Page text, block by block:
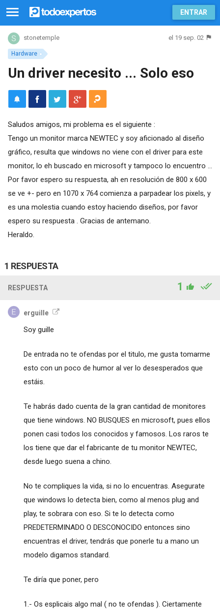
ENTRAR
Hardware
stonetemple el 19 sep. 02
Un driver necesito ... Solo eso
Saludos amigos, mi problema es el siguiente :
Tengo un monitor marca NEWTEC y soy aficionado al diseño
gráfico, resulta que windows no viene con el driver para este
monitor, lo eh buscado en microsoft y tampoco lo encuentro ...
Por favor espero su respuesta, ah en resolución de 800 x 600
se ve +- pero en 1070 x 764 comienza a parpadear los pixels, y
es una molestia cuando estoy haciendo diseños, por favor
espero su respuesta . Gracias de antemano.
Heraldo.
1 RESPUESTA
RESPUESTA 1
erguille
Soy guille
De entrada no te ofendas por el titulo, me gusta tomarme
esto con un poco de humor al ver lo desesperados que
estáis.
Te habrás dado cuenta de la gran cantidad de monitores
que tiene windows. NO BUSQUES en microsoft, pues ellos
ponen casi todos los conocidos y famosos. Los raros te
los tiene que dar el fabricante de tu monitor NEWTEC,
desde luego suena a chino.
No te compliques la vida, si no lo encuentras. Asegurate
que windows lo detecta bien, como al menos plug and
play, te sobrara con eso. Si te lo detecta como
PREDETERMINADO O DESCONOCIDO entonces sino
encuentras el driver, tendrás que ponerle tu a mano un
modelo digamos standard.
Te diría que poner, pero
1.- Os esplicais algo mal ( no te ofendas ). Ciertamente